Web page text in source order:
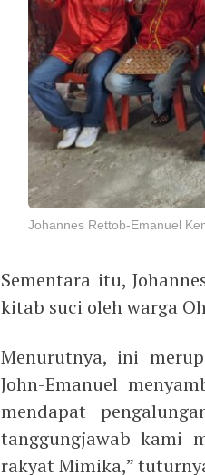
Johannes Rettob-Emanuel
Sementara itu,
kitab suci oleh warga
Menurutnya, ini
John-Emanuel
mendapat
tanggungjawab kami
rakyat Mimika,”